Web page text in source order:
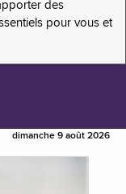
des
pour vous et
dimanche 9 août 2026